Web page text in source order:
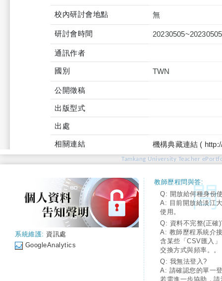
校內研討會地點 無
研討會時間 20230505~20230505
通訊作者
國別 TWN
公開徵稿
出版型式
出處
相關連結 機構典藏連結 (
Tamkang University Teacher
系統維護: 資訊處
GoogleAnalytics
教師歷程問與答:
Q: 開放給何種身份
A: 目前開放給淡江
使用。
Q: 資料不完整(正確
A: 教師歷程系統介
含某些「CSV匯入
交換方式與頻率。。
Q: 我無法登入?
A: 請確認您的單一
若需進一步協助，